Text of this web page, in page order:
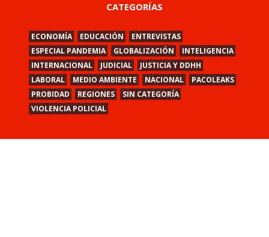
CATEGORÍAS
ECONOMÍA EDUCACIÓN
ENTREVISTAS
ESPECIAL PANDEMIA
GLOBALIZACIÓN
INTELIGENCIA
INTERNACIONAL
JUDICIAL
JUSTICIA Y DDHH
LABORAL
MEDIO AMBIENTE NACIONAL
PACOLEAKS
PROBIDAD
REGIONES
SIN CATEGORÍA
VIOLENCIA POLICIAL